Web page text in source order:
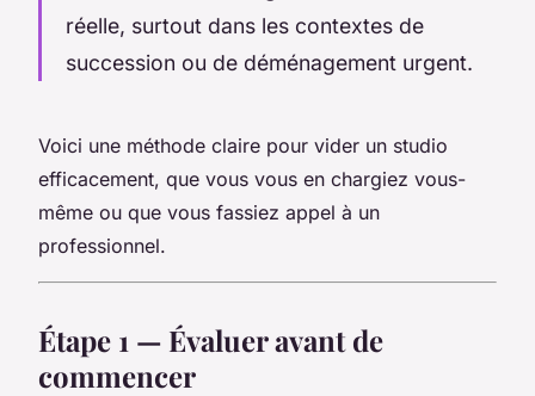
réelle, surtout dans les contextes de
succession ou de déménagement urgent.
Voici une méthode claire pour vider un studio
efficacement, que vous vous en chargiez vous-
même ou que vous fassiez appel à un
professionnel.
Étape 1 — Évaluer avant de
commencer